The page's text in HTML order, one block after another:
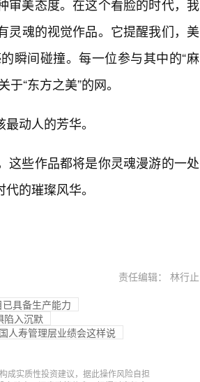
审美态度。在这个看脸的时代，我
灵魂的视觉作品。它提醒我们，美
瞬间碰撞。每一位参与其中的“麻
“东方之美”的网。
动人的芳华。
这些作品都将是你灵魂漫游的一处
的璀璨风华。
责任编辑： 林行止
具备生产能力
陷入沉默
人寿管理层业绩会这样说
成实质性投资建议，据此操作风险自担